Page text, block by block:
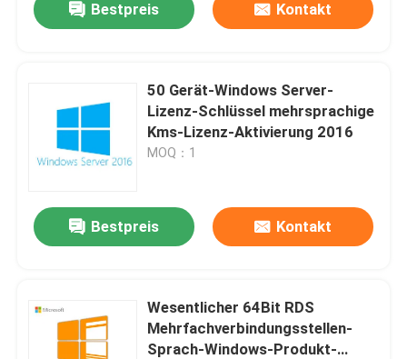
Bestpreis Kontakt
50 Gerät-Windows Server-
Lizenz-Schlüssel mehrsprachige
Kms-Lizenz-Aktivierung 2016
MOQ：1
Bestpreis Kontakt
Wesentlicher 64Bit RDS
Mehrfachverbindungsstellen-
Sprach-Windows-Produkt-